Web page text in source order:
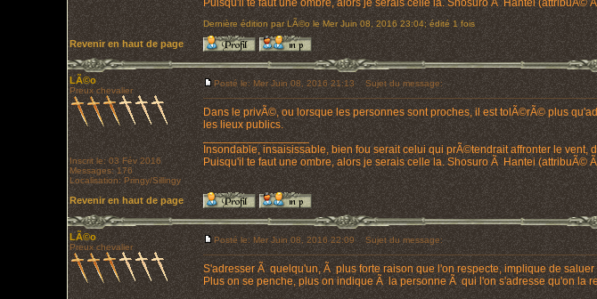
Puisqu'il te faut une ombre, alors je serais celle la. Shosuro Ã Hantei (attribuÃ©
Dernière édition par LÃ©o le Mer Juin 08, 2016 23:04; édité 1 fois
Revenir en haut de page
LÃ©o
Preux chevalier
Inscrit le: 03 Fév 2016
Messages: 176
Localisation: Pringy/Sillingy
Posté le: Mer Juin 08, 2016 21:13 Sujet du message:
Dans le privÃ©, ou lorsque les personnes sont proches, il est tolÃ©rÃ© plus
les lieux publics.
_________________
Insondable, insaisissable, bien fou serait celui qui prÃ©tendrait affronter le
Puisqu'il te faut une ombre, alors je serais celle la. Shosuro Ã Hantei (attribuÃ©
Revenir en haut de page
LÃ©o
Preux chevalier
Posté le: Mer Juin 08, 2016 22:09 Sujet du message:
S'adresser Ã quelqu'un, Ã plus forte raison que l'on respecte, implique de saluer
Plus on se penche, plus on indique Ã la personne Ã qui l'on s'adresse qu'on la